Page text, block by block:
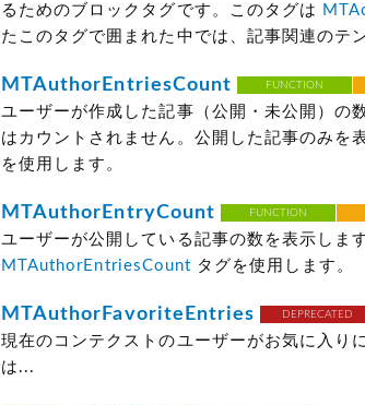
BLOG NAME: <$mt:PingBlogName$>
<$mt:PingExcerpt$>
-----
</mt:Pings></mt:IfNonZero>
--------
るためのブロックタグです。このタグは
たこのタグで囲まれた中では、記事関連のテ
MTAuthorEntriesCount FUNCTION
ユーザーが作成した記事（公開・未公開）の
はカウントされません。公開した記事のみを
を使用します。
MTAuthorEntryCount FUNCTION
ユーザーが公開している記事の数を表示しま
MTAuthorEntriesCount タグを使用します。
MTAuthorFavoriteEntries DEPRECATED
現在のコンテクストのユーザーがお気に入り
は...